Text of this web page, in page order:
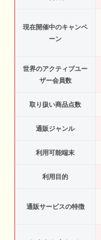
現在開催中のキャンペ
ーン
世界のアクティブユー
ザー会員数
取り扱い商品点数
通販ジャンル
利用可能端末
利用目的
通販サービスの特徴